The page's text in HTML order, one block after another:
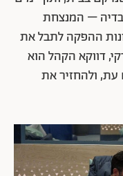
– המנצחת
ההפקה לתבל את
דווקא הקהל הוא
ולהחזיר את